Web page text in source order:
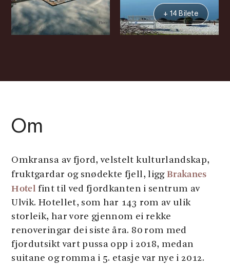
+ 14 Bilete
Om
Omkransa av fjord, velstelt kulturlandskap,
fruktgardar og snødekte fjell, ligg Brakanes
Hotel fint til ved fjordkanten i sentrum av
Ulvik. Hotellet, som har 143 rom av ulik
storleik, har vore gjennom ei rekke
renoveringar dei siste åra. 80 rom med
fjordutsikt vart pussa opp i 2018, medan
suitane og romma i 5. etasje var nye i 2012.